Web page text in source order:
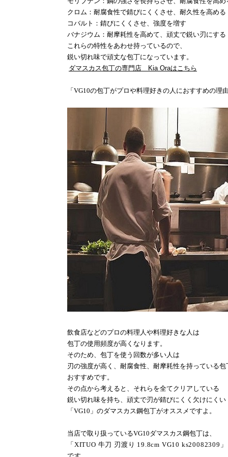
クロム：耐腐食性で錆びにくくさせ、耐久性を高める
コバルト：錆びにくくさせ、強度を増す
バナジウム：耐摩耗性を高めて、頑丈で鋭い刃にする
これらの特性をあわせ持っているので、
鋭い切れ味で頑丈な包丁になっています。
ダマスカス包丁の専門店 Kia Oraはこちら
「 VG10の包丁がプロや料理好きの人におすすめの理
飲食店などのプロの料理人や料理好きな人は
包丁の使用頻度が高くなります。
そのため、包丁を使う回数が多い人は
刃の強度が高く、耐腐食性、耐摩耗性を持っている包
おすすめです。
その点から考えると、それらを全てクリアしている
鋭い切れ味を持ち、頑丈で刃が錆びにくく欠けにくい
「 VG10 」のダマスカス鋼包丁がオススメですよ。
当店で取り扱っているVG10ダマスカス鋼包丁は、
「 XITUO 牛刀 刃渡り 19.8cm VG10 ks20082309 」